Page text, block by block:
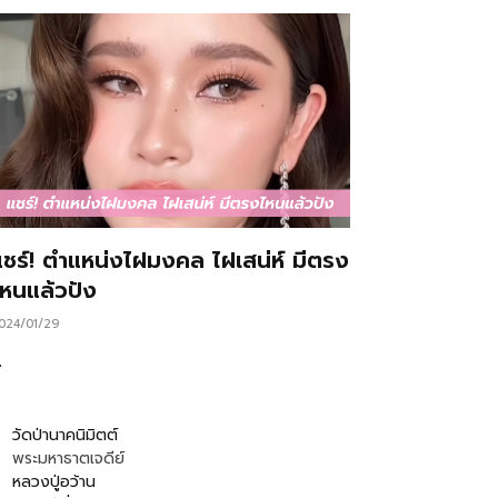
ร์! ตำแหน่งไฝมงคล ไฝเสน่ห์ มีตรง
นแล้วปัง
01/29
วัดป่านาคนิมิตต์
พระมหาธาตเจดีย์
หลวงปู่อว้าน